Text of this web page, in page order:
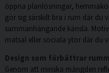
öppna planlösningar,
gör sig särskilt bra i rum där du
sammanhängande känsla.
matsal eller sociala ytor där du
Design som förbättrar
Genom att minska mängden